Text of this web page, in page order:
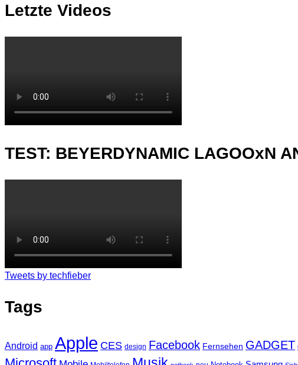
Letzte Videos
TEST: BEYERDYNAMIC LAGOOxN
Tweets by techfieber
Tags
Android app Apple CES design Facebook Fernsehen GADGET